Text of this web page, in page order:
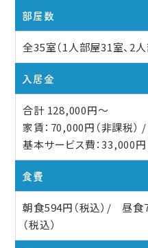
部屋数
全35室（1人部屋31室、2人
入居金
合計 128,000円〜
家賃：70,000円（非課税）
基本サービス費：33,000円
食費
朝食594円（税込）/ 昼
（税込）